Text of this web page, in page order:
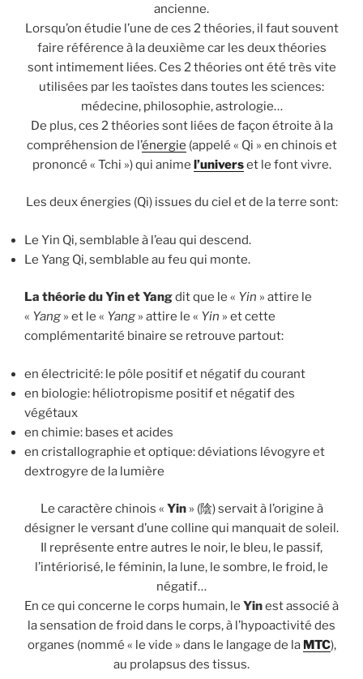
ancienne.
Lorsqu’on étudie l’une de ces 2 théories, il faut souvent
faire référence à la deuxième car les deux théories
sont intimement liées. Ces 2 théories ont été très vite
utilisées par les taoïstes dans toutes les sciences:
médecine, philosophie, astrologie…
De plus, ces 2 théories sont liées de façon étroite à la
compréhension de l’énergie (appelé « Qi » en chinois et
prononcé « Tchi ») qui anime l’universet le font vivre.
Les deux énergies (Qi) issues du ciel et de la terre sont:
Le Yin Qi, semblable à l’eau qui descend.
Le Yang Qi, semblable au feu qui monte.
La théorie du Yin et Yangdit que le « Yin » attire le
« Yang » et le « Yang » attire le « Yin » et cette
complémentarité binaire se retrouve partout:
en électricité: le pôle positif et négatif du courant
en biologie: héliotropisme positif et négatif des
végétaux
en chimie: bases et acides
en cristallographie et optique: déviations lévogyre et
dextrogyre de la lumière
Le caractère chinois « Yin» (陰) servait à l’origine à
désigner le versant d’une colline qui manquait de soleil.
Il représente entre autres le noir, le bleu, le passif,
l’intériorisé, le féminin, la lune, le sombre, le froid, le
négatif…
En ce qui concerne le corps humain, le Yinest associé à
la sensation de froid dans le corps, à l’hypoactivité des
organes (nommé « le vide » dans le langage de la MTC),
au prolapsus des tissus.